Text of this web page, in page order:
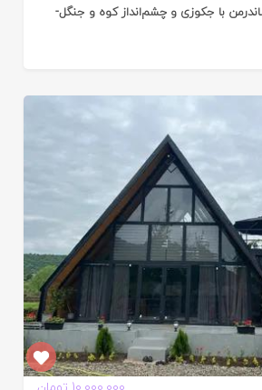
با جکوزی و چشم‌انداز کوه و جنگل-